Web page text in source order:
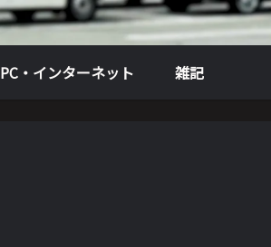
PC・インターネット 雑記